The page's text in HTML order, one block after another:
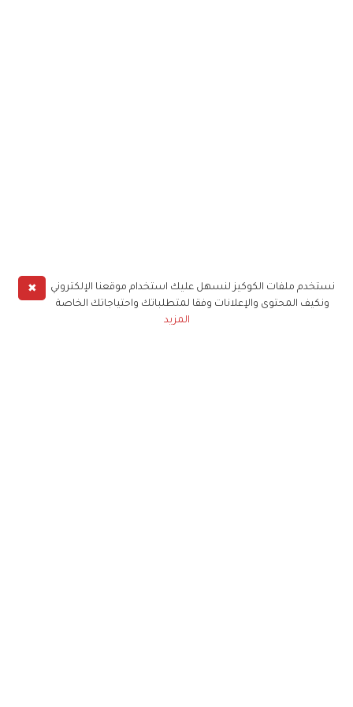
✖
نستخدم ملفات الكوكيز لنسهل عليك استخدام موقعنا الإلكتروني
ونكيف المحتوى والإعلانات وفقا لمتطلباتك واحتياجاتك الخاصة
المزيد